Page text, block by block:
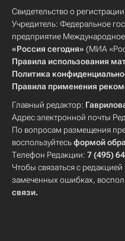
Свидетельство о
Учредитель: Федеральное
предприятие
«Россия сегодня» (МИА
Правила использования
Политика
Правила применения
Главный редактор:
Адрес электронной почты
По вопросам размещения
воспользуйтесьформой
Телефон Редакции: 7 (495)
Чтобы связаться с
замеченных ошибках,
связи.